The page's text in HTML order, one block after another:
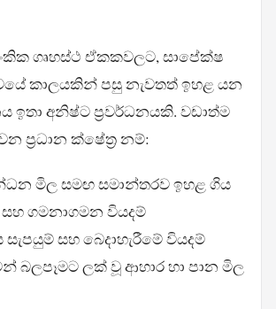
ගෘහස්ථ ඒකකවලට, සාපේක්ෂ
කාලයකින් පසු නැවතත් ඉහළ යන
ඉතා අනිෂ්ට ප්‍රවර්ධනයකි. වඩාත්ම
ප්‍රධාන ක්ෂේත්‍ර නම්:
මිල සමඟ සමාන්තරව ඉහළ ගිය
සහ ගමනාගමන වියදම්
සහ බෙදාහැරීමේ වියදම්
බලපෑමට ලක් වූ ආහාර හා පාන මිල